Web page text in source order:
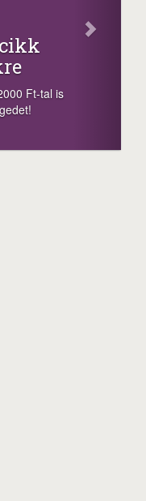
Ft...
a szerencsésnek
Lájkolj is minket!